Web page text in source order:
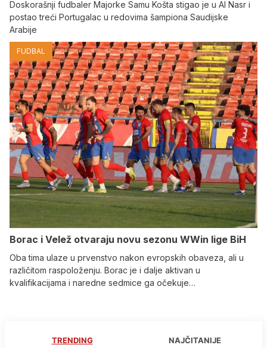
Doskorašnji fudbaler Majorke Samu Košta stigao je u Al Nasr i
postao treći Portugalac u redovima šampiona Saudijske
Arabije
FUDBAL
Borac i Velež otvaraju novu sezonu WWin lige BiH
Oba tima ulaze u prvenstvo nakon evropskih obaveza, ali u
različitom raspoloženju. Borac je i dalje aktivan u
kvalifikacijama i naredne sedmice ga očekuje…
TRENDING NAJČITANIJE